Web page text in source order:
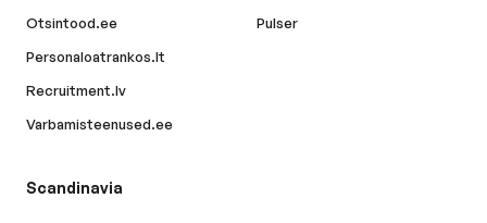
Otsintood.ee
Personaloatrankos.lt
Recruitment.lv
Varbamisteenused.ee
Pulser
Scandinavia